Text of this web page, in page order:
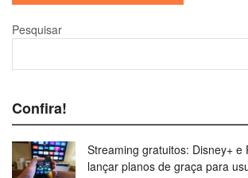
Pesquisar
Confira!
Streaming gratuitos: Disney+ e
lançar planos de graça para